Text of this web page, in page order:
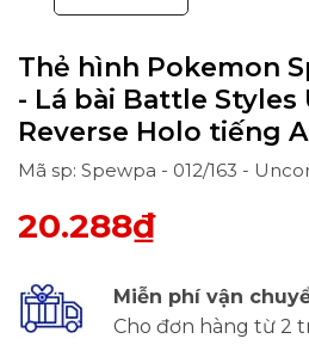
Thẻ hình Pokemon
- Lá bài Battle
Reverse Holo tiếng
Mã sp: Spewpa - 012/163 -
20.288₫
Miễn phí vận
Cho đơn hàng từ 2